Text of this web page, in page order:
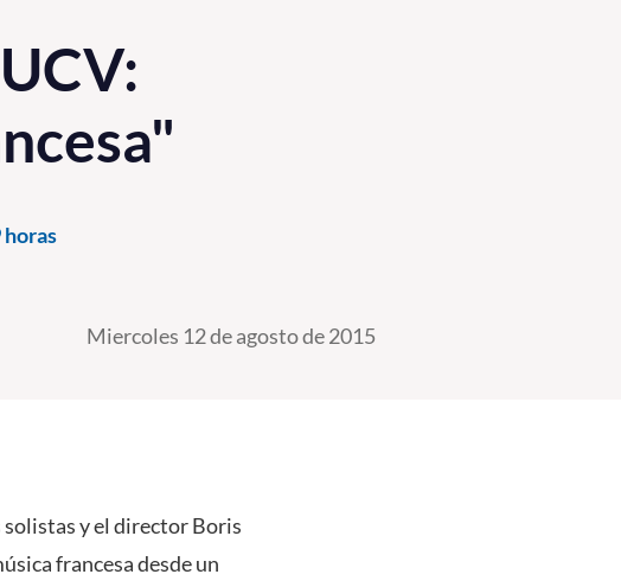
horas
Miercoles 12 de agosto de 2015
solistas y el director Boris
francesa desde un